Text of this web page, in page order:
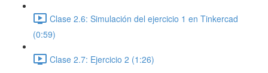
Clase 2.6: Simulación del ejercicio 1 en Tinkercad
(0:59)
Clase 2.7: Ejercicio 2 (1:26)